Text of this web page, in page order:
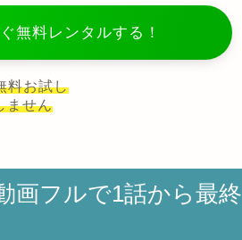
無料レンタルする！
料お試し
ません
画フルで1話から最終